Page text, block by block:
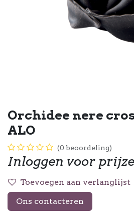
Orchidee nere
ALO
(0 beoordeling)
Inloggen voor
Toevoegen aan verlanglijst
Ons contacteren